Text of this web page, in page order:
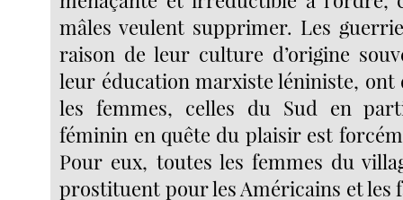
mâles veulent supprimer. Les
raison de leur culture d’origine
leur éducation marxiste léniniste, ont
les femmes, celles du Sud en
féminin en quête du plaisir est
Pour eux, toutes les femmes du
prostituent pour les Américains et les